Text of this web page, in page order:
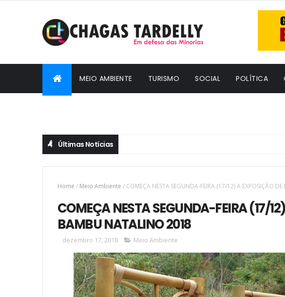
MEIO AMBIENTE TURISMO SOCIAL POLÍTICA
Últimas Notícias
Home / Meio Ambiente / COMEÇA NESTA SEGUNDA-FEIRA (17/12) A EXPOSIÇÃO
COMEÇA NESTA SEGUNDA-FEIRA (17/
BAMBU NATALINO 2018
dezembro 17, 2018 Meio Ambiente